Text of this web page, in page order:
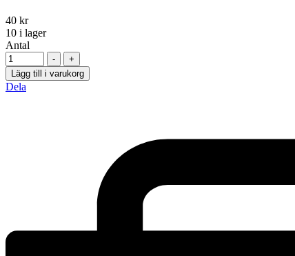
40 kr
10 i lager
Antal
-
+
Lägg till i varukorg
Dela